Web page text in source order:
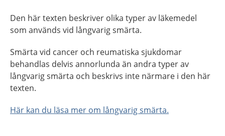
Den här texten beskriver olika typer av läkemedel
som används vid långvarig smärta.
Smärta vid cancer och reumatiska sjukdomar
behandlas delvis annorlunda än andra typer av
långvarig smärta och beskrivs inte närmare i den här
texten.
Här kan du läsa mer om långvarig smärta.